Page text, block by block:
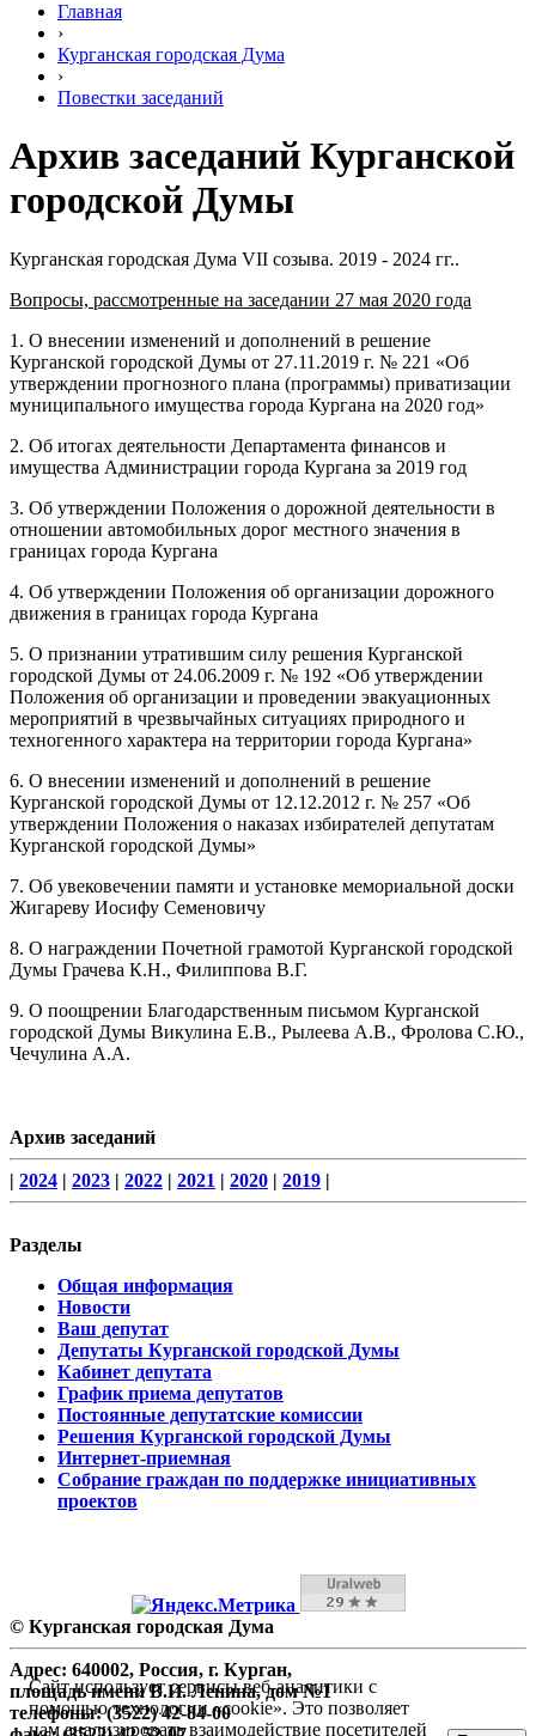
Главная
›
Курганская городская Дума
›
Повестки заседаний
Архив заседаний Курганской
городской Думы
Курганская городская Дума VII созыва. 2019 - 2024 гг..
Вопросы, рассмотренные на заседании 27 мая 2020 года
1. О внесении изменений и дополнений в решение
Курганской городской Думы от 27.11.2019 г. № 221 «Об
утверждении прогнозного плана (программы) приватизации
муниципального имущества города Кургана на 2020 год»
2. Об итогах деятельности Департамента финансов и
имущества Администрации города Кургана за 2019 год
3. Об утверждении Положения о дорожной деятельности в
отношении автомобильных дорог местного значения в
границах города Кургана
4. Об утверждении Положения об организации дорожного
движения в границах города Кургана
5. О признании утратившим силу решения Курганской
городской Думы от 24.06.2009 г. № 192 «Об утверждении
Положения об организации и проведении эвакуационных
мероприятий в чрезвычайных ситуациях природного и
техногенного характера на территории города Кургана»
6. О внесении изменений и дополнений в решение
Курганской городской Думы от 12.12.2012 г. № 257 «Об
утверждении Положения о наказах избирателей депутатам
Курганской городской Думы»
7. Об увековечении памяти и установке мемориальной доски
Жигареву Иосифу Семеновичу
8. О награждении Почетной грамотой Курганской городской
Думы Грачева К.Н., Филиппова В.Г.
9. О поощрении Благодарственным письмом Курганской
городской Думы Викулина Е.В., Рылеева А.В., Фролова С.Ю.,
Чечулина А.А.
Архив заседаний
| 2024 | 2023 | 2022 | 2021 | 2020 | 2019 |
Разделы
Общая информация
Новости
Ваш депутат
Депутаты Курганской городской Думы
Кабинет депутата
График приема депутатов
Постоянные депутатские комиссии
Решения Курганской городской Думы
Интернет-приемная
Собрание граждан по поддержке инициативных
проектов
© Курганская городская Дума
Адрес: 640002, Россия, г. Курган,
площадь имени В.И. Ленина, дом №1
телефоны: (3522) 42-84-00
Сайт использует сервисы веб-аналитики с
помощью технологии «cookie». Это позволяет
нам анализировать взаимодействие посетителей